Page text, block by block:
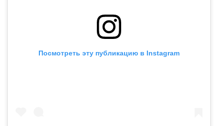
Посмотреть эту публикацию в Instagram